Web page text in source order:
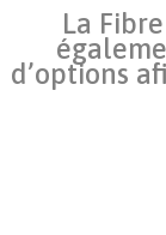
La
d’options